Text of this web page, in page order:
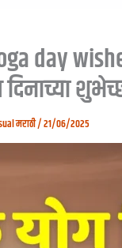
day
दिनाच्या
मराठी/21/06/2025